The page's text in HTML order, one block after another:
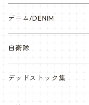
デニム/DENIM
自衛隊
デッドストック集